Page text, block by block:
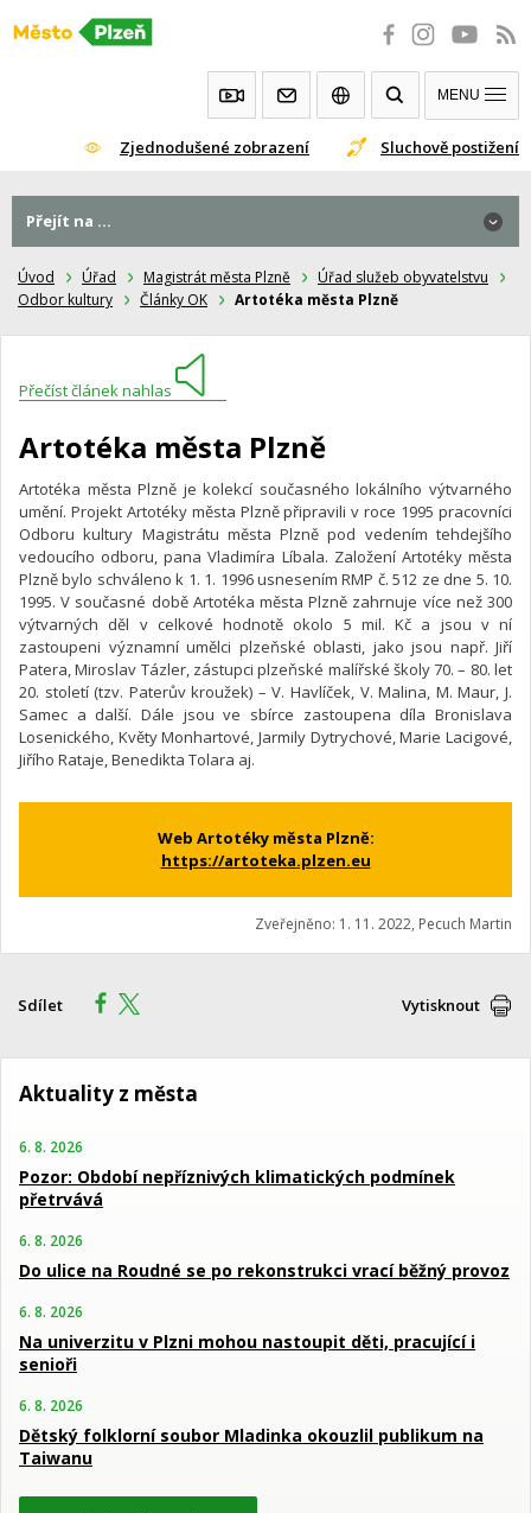
Přeskočit
Zjednodušené zobrazení Sluchově postižení
MENU
Úvod Úřad Magistrát města Plzně
Úřad služeb obyvatelstvu
Odbor kultury
Články OK Artotéka města Plzně
Přečíst článek nahlas
Artotéka města Plzně
Artotéka města Plzně je kolekcí současného lokálního výtvarného
umění. Projekt Artotéky města Plzně připravili v roce 1995 pracovníci
Odboru kultury Magistrátu města Plzně pod vedením tehdejšího
vedoucího odboru, pana Vladimíra Líbala. Založení Artotéky města
Plzně bylo schváleno k 1. 1. 1996 usnesením RMP č. 512 ze dne 5. 10.
1995. V současné době Artotéka města Plzně zahrnuje více než 300
výtvarných děl v celkové hodnotě okolo 5 mil. Kč a jsou v ní
zastoupeni významní umělci plzeňské oblasti, jako jsou např. Jiří
Patera, Miroslav Tázler, zástupci plzeňské malířské školy 70. – 80. let
20. století (tzv. Paterův kroužek) – V. Havlíček, V. Malina, M. Maur, J.
Samec a další. Dále jsou ve sbírce zastoupena díla Bronislava
Losenického, Květy Monhartové, Jarmily Dytrychové, Marie Lacigové,
Jiřího Rataje, Benedikta Tolara aj.
Web Artotéky města Plzně:
https://artoteka.plzen.eu
Zveřejněno: 1. 11. 2022, Pecuch Martin
Sdílet Vytisknout
Přejít na ...
Aktuality z města
6. 8. 2026
Pozor: Období nepříznivých klimatických podmínek
přetrvává
6. 8. 2026
Do ulice na Roudné se po rekonstrukci vrací běžný provoz
6. 8. 2026
Na univerzitu v Plzni mohou nastoupit děti, pracující i
senioři
6. 8. 2026
Dětský folklorní soubor Mladinka okouzlil publikum na
Taiwanu